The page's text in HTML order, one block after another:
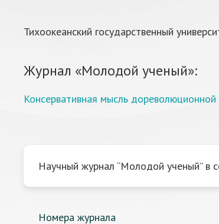
Тихоокеанский государственный
Журнал «Молодой ученый»:
Консервативная мысль
Научный журнал “Молодой ученый” в
Номера журнала